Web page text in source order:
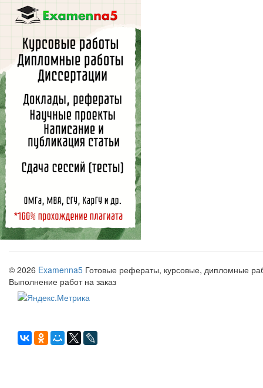
© 2026 Examenna5 Готовые рефераты, курсовые, дипломные
Выполнение работ на заказ